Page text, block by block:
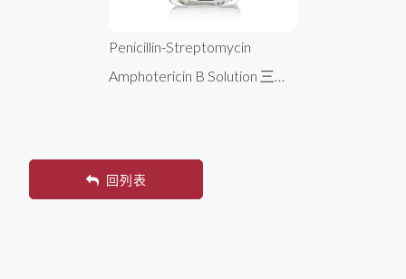
Penicillin-Streptomycin
Amphotericin B Solution 三合
回列表